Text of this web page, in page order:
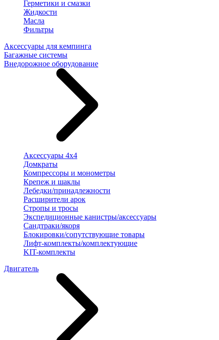
Герметики и смазки
Жидкости
Масла
Фильтры
Аксессуары для кемпинга
Багажные системы
Внедорожное оборудование
Аксессуары 4х4
Домкраты
Компрессоры и монометры
Крепеж и шаклы
Лебедки/принадлежности
Расширители арок
Стропы и тросы
Экспедиционные канистры/аксессуары
Сандтраки/якоря
Блокировки/сопутствующие товары
Лифт-комплекты/комплектующие
KIT-комплекты
Двигатель